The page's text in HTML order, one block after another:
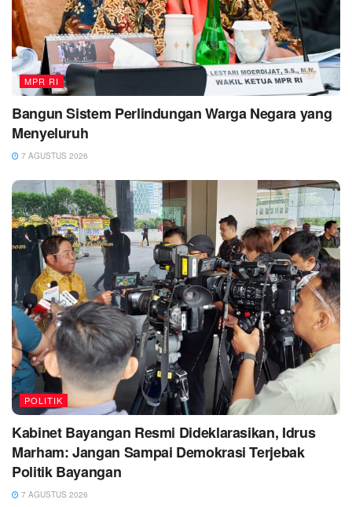
MPR RI
Bangun Sistem Perlindungan Warga Negara yang
Menyeluruh
7 AGUSTUS 2026
POLITIK
Kabinet Bayangan Resmi Dideklarasikan, Idrus
Marham: Jangan Sampai Demokrasi Terjebak
Politik Bayangan
7 AGUSTUS 2026